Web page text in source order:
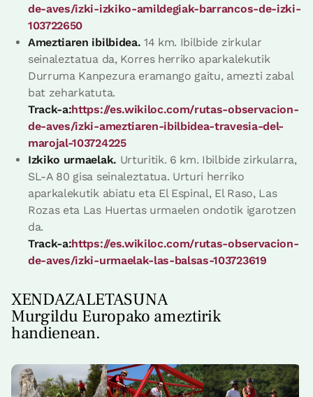
de-aves/izki-izkiko-amildegiak-barrancos-de-izki-
103722650
Ameztiaren ibilbidea. 14 km. Ibilbide zirkular
seinaleztatua da, Korres herriko aparkalekutik
Durruma Kanpezura eramango gaitu, amezti zabal
bat zeharkatuta.
Track-a:https://es.wikiloc.com/rutas-observacion-
de-aves/izki-ameztiaren-ibilbidea-travesia-del-
marojal-103724225
Izkiko urmaelak. Urturitik. 6 km. Ibilbide zirkularra,
SL-A 80 gisa seinaleztatua. Urturi herriko
aparkalekutik abiatu eta El Espinal, El Raso, Las
Rozas eta Las Huertas urmaelen ondotik igarotzen
da.
Track-a:https://es.wikiloc.com/rutas-observacion-
de-aves/izki-urmaelak-las-balsas-103723619
XENDAZALETASUNA
Murgildu Europako ameztirik
handienean.